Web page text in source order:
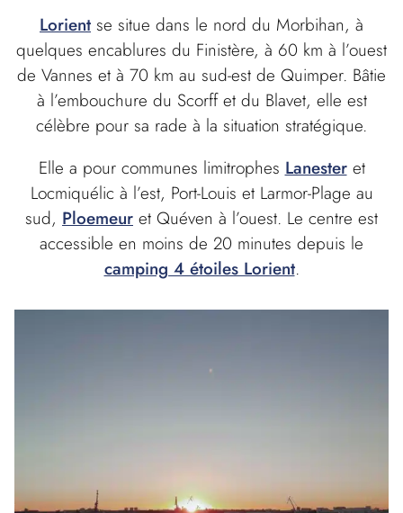
Lorient se situe dans le nord du Morbihan, à
quelques encablures du Finistère, à 60 km à l’ouest
de Vannes et à 70 km au sud-est de Quimper. Bâtie
à l’embouchure du Scorff et du Blavet, elle est
célèbre pour sa rade à la situation stratégique.
Elle a pour communes limitrophes Lanesteret
Locmiquélic à l’est, Port-Louis et Larmor-Plage au
sud, Ploemeur et Quéven à l’ouest. Le centre est
accessible en moins de 20 minutes depuis le
camping 4 étoiles Lorient.